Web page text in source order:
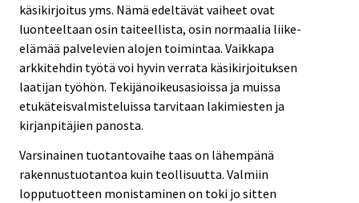
käsikirjoitus yms. Nämä edeltävät vaiheet ovat
luonteeltaan osin taiteellista, osin normaalia liike-
elämää palvelevien alojen toimintaa. Vaikkapa
arkkitehdin työtä voi hyvin verrata käsikirjoituksen
laatijan työhön. Tekijänoikeusasioissa ja muissa
etukäteisvalmisteluissa tarvitaan lakimiesten ja
kirjanpitäjien panosta.
Varsinainen tuotantovaihe taas on lähempänä
rakennustuotantoa kuin teollisuutta. Valmiin
lopputuotteen monistaminen on toki jo sitten